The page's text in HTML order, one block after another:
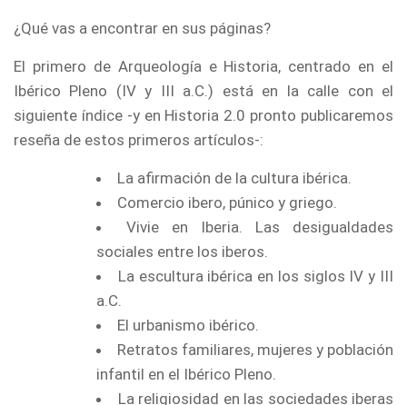
¿Qué vas a encontrar en sus páginas?
El primero de Arqueología e Historia, centrado en el
Ibérico Pleno (IV y III a.C.) está en la calle con el
siguiente índice -y en Historia 2.0 pronto publicaremos
reseña de estos primeros artículos-:
La afirmación de la cultura ibérica.
Comercio ibero, púnico y griego.
Vivie en Iberia. Las desigualdades
sociales entre los iberos.
La escultura ibérica en los siglos IV y III
a.C.
El urbanismo ibérico.
Retratos familiares, mujeres y población
infantil en el Ibérico Pleno.
La religiosidad en las sociedades iberas